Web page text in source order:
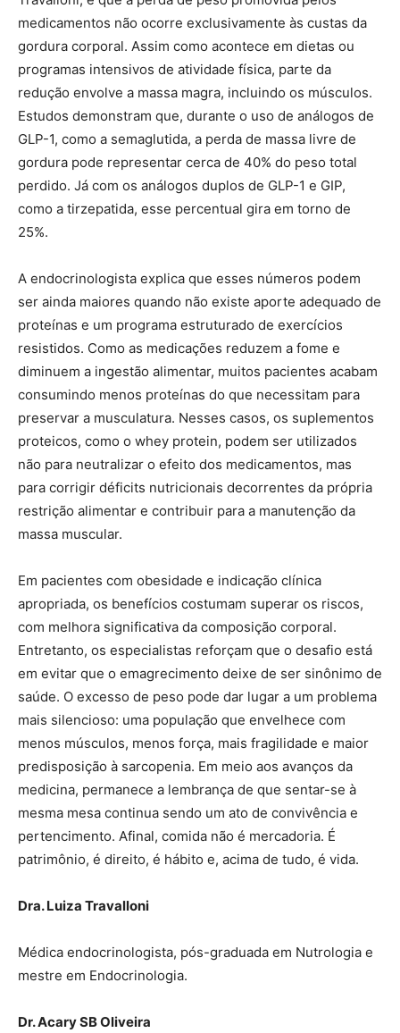
medicamentos não ocorre exclusivamente às custas da
gordura corporal. Assim como acontece em dietas ou
programas intensivos de atividade física, parte da
redução envolve a massa magra, incluindo os músculos.
Estudos demonstram que, durante o uso de análogos de
GLP-1, como a semaglutida, a perda de massa livre de
gordura pode representar cerca de 40% do peso total
perdido. Já com os análogos duplos de GLP-1 e GIP,
como a tirzepatida, esse percentual gira em torno de
25%.
A endocrinologista explica que esses números podem
ser ainda maiores quando não existe aporte adequado de
proteínas e um programa estruturado de exercícios
resistidos. Como as medicações reduzem a fome e
diminuem a ingestão alimentar, muitos pacientes acabam
consumindo menos proteínas do que necessitam para
preservar a musculatura. Nesses casos, os suplementos
proteicos, como o whey protein, podem ser utilizados
não para neutralizar o efeito dos medicamentos, mas
para corrigir déficits nutricionais decorrentes da própria
restrição alimentar e contribuir para a manutenção da
massa muscular.
Em pacientes com obesidade e indicação clínica
apropriada, os benefícios costumam superar os riscos,
com melhora significativa da composição corporal.
Entretanto, os especialistas reforçam que o desafio está
em evitar que o emagrecimento deixe de ser sinônimo de
saúde. O excesso de peso pode dar lugar a um problema
mais silencioso: uma população que envelhece com
menos músculos, menos força, mais fragilidade e maior
predisposição à sarcopenia. Em meio aos avanços da
medicina, permanece a lembrança de que sentar-se à
mesma mesa continua sendo um ato de convivência e
pertencimento. Afinal, comida não é mercadoria. É
patrimônio, é direito, é hábito e, acima de tudo, é vida.
Dra. Luiza Travalloni
Médica endocrinologista, pós-graduada em Nutrologia e
mestre em Endocrinologia.
Dr. Acary SB Oliveira